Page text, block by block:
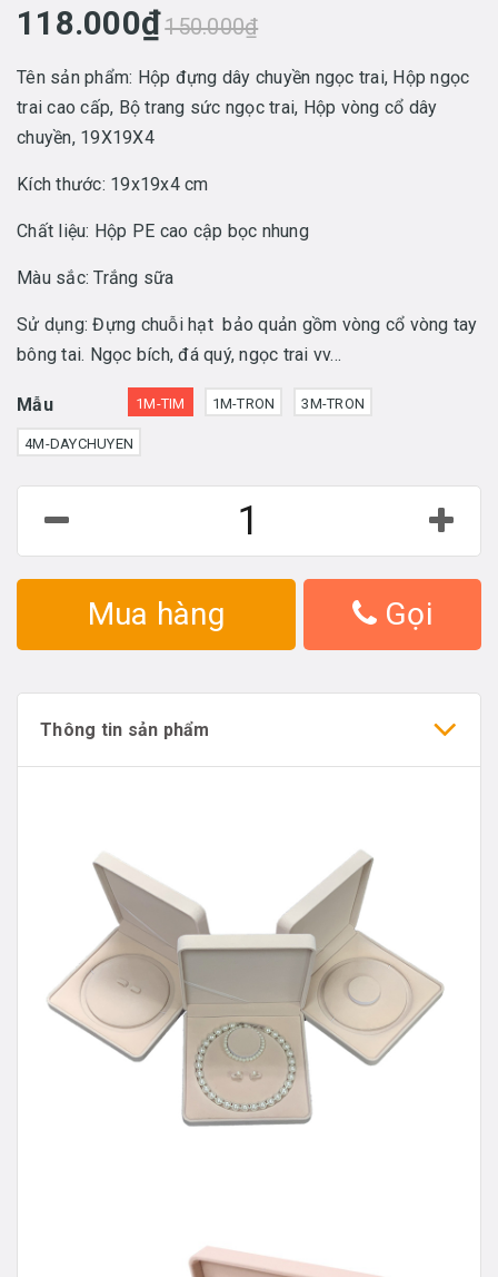
118.000₫150.000₫
Tên sản phẩm: Hộp đựng dây chuyền ngọc trai, Hộp ngọc
trai cao cấp, Bộ trang sức ngọc trai, Hộp vòng cổ dây
chuyền, 19X19X4
Kích thước: 19x19x4 cm
Chất liệu: Hộp PE cao cập bọc nhung
Màu sắc: Trắng sữa
Sử dụng: Đựng chuỗi hạt bảo quản gồm vòng cổ vòng tay
bông tai. Ngọc bích, đá quý, ngọc trai vv...
Mẫu 1M-TIM 1M-TRON 3M-TRON
4M-DAYCHUYEN
Mua hàng Gọi
Thông tin sản phẩm